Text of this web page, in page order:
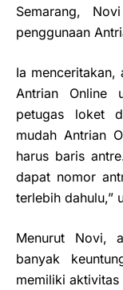
Semarang,
penggunaan
Ia menceritakan,
Antrian Online
petugas loket
mudah Antrian
harus baris
dapat nomor
terlebih dahulu,”
Menurut Novi,
banyak
memiliki aktivitas